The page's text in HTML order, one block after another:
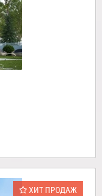
ХИТ ПРОДАЖ